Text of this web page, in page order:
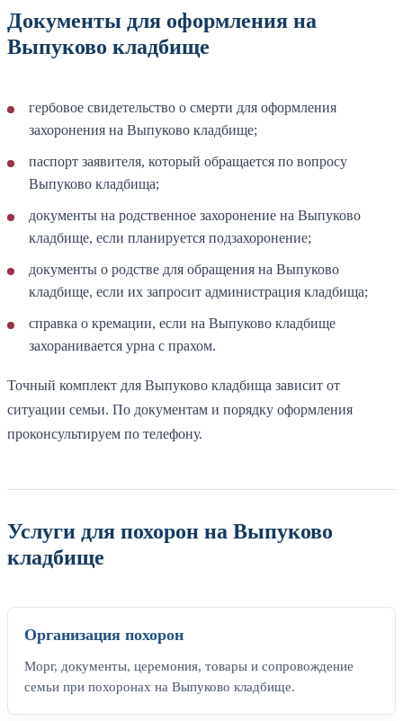
Документы для оформления на
Выпуково кладбище
гербовое свидетельство о смерти для оформления
захоронения на Выпуково кладбище;
паспорт заявителя, который обращается по вопросу
Выпуково кладбища;
документы на родственное захоронение на Выпуково
кладбище, если планируется подзахоронение;
документы о родстве для обращения на Выпуково
кладбище, если их запросит администрация кладбища;
справка о кремации, если на Выпуково кладбище
захоранивается урна с прахом.
Точный комплект для Выпуково кладбища зависит от
ситуации семьи. По документам и порядку оформления
проконсультируем по телефону.
Услуги для похорон на Выпуково
кладбище
Организация похорон
Морг, документы, церемония, товары и сопровождение
семьи при похоронах на Выпуково кладбище.